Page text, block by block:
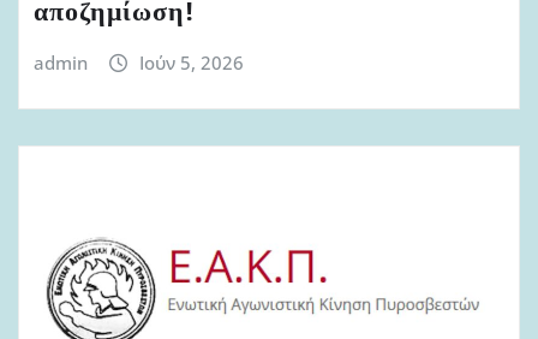
αποζημίωση!
admin Ιούν 5, 2026